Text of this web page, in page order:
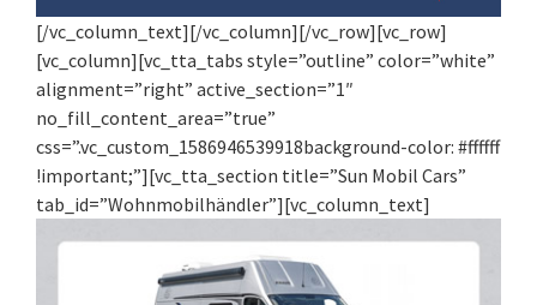
[/vc_column_text][/vc_column][/vc_row][vc_row]
[vc_column][vc_tta_tabs style=”outline” color=”white”
alignment=”right” active_section=”1″
no_fill_content_area=”true”
css=”.vc_custom_1586946539918background-color: #ffffff
!important;”][vc_tta_section title=”Sun Mobil Cars”
tab_id=”Wohnmobilhändler”][vc_column_text]